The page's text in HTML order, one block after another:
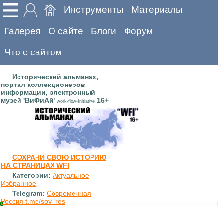
Инструменты Материалы
Галерея О сайте Блоги Форум
Что с сайтом
Исторический альманах,
портал коллекционеров
информации, электронный
музей 'ВиФиАй' work-flow-Initiative 16+
СОХРАНИ СВОЮ ИСТОРИЮ
НА СТРАНИЦАХ WFI
Категории: Актуальное
Избранное
Telegram: Современная
Россия t.me/sov_ros